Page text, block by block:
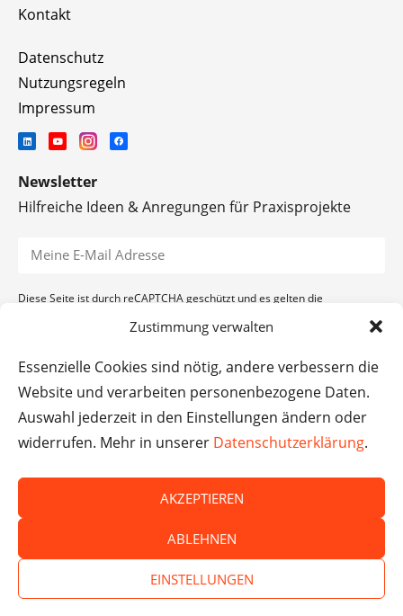
Zustimmung verwalten
Essenzielle Cookies sind nötig, andere verbessern die
Website und verarbeiten personenbezogene Daten.
Auswahl jederzeit in den Einstellungen ändern oder
widerrufen. Mehr in unserer Datenschutzerklärung.
AKZEPTIEREN
ABLEHNEN
EINSTELLUNGEN
Kontakt
Datenschutz
Nutzungsregeln
Impressum
Newsletter
Hilfreiche Ideen & Anregungen für Praxisprojekte
Diese Seite ist durch reCAPTCHA geschützt und es gelten die
© Das macht Schule 2026 – Das macht Schule haftet